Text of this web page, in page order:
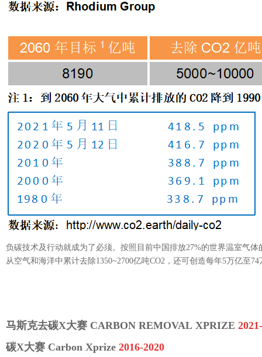
负碳技术及行动就成为了必须。按照目前中国排放27%的世界温室气体
从空气和海洋中累计去除1350~2700亿吨CO2，还可创造每年5万亿至
马斯克去碳X大赛 CARBON REMOVAL XPRIZE
碳X大赛 Carbon Xprize 2016-2020